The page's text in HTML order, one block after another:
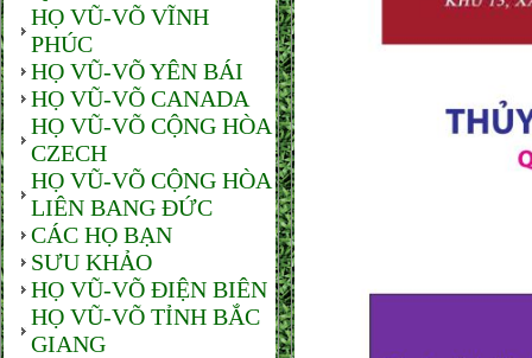
HỌ VŨ-VÕ VĨNH
PHÚC
HỌ VŨ-VÕ YÊN BÁI
HỌ VŨ-VÕ CANADA
HỌ VŨ-VÕ CỘNG HÒA
CZECH
HỌ VŨ-VÕ CỘNG HÒA
LIÊN BANG ĐỨC
CÁC HỌ BẠN
SƯU KHẢO
HỌ VŨ-VÕ ĐIỆN BIÊN
HỌ VŨ-VÕ TỈNH BẮC
GIANG